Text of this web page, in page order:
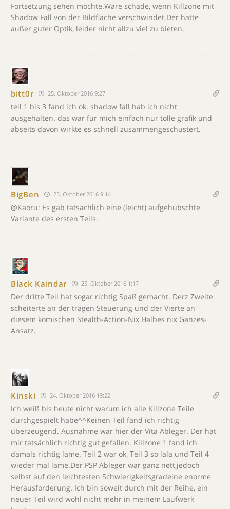
Fortsetzung sehen möchte.Wäre schade, wenn Killzone mit
Shadow Fall von der Bildfläche verschwindet.Der hatte
außer guter Optik, leider nicht allzu viel zu bieten.
bitt0r 25. Oktober 2016 9:27
teil 1 bis 3 fand ich ok. shadow fall hab ich nicht
ausgehalten. das war für mich einfach nur tolle grafik und
abseits davon wirkte es schnell zusammengeschustert.
BigBen 25. Oktober 2016 9:14
@Kaoru: Es gab tatsächlich eine (leicht) aufgehübschte
Variante des ersten Teils.
Black Kaindar 25. Oktober 2016 1:17
Der dritte Teil hat sogar richtig Spaß gemacht. Derz Zweite
scheiterte an der trägen Steuerung und der Vierte an
diesem komischen Stealth-Action-Nix Halbes nix Ganzes-
Ansatz.
Kinski 24. Oktober 2016 19:22
Ich weiß bis heute nicht warum ich alle Killzone Teile
durchgespielt habe^^Keinen Teil fand ich richtig
überzeugend. Ausnahme war hier der Vita Ableger. Der hat
mir tatsächlich richtig gut gefallen. Killzone 1 fand ich
damals richtig lame. Teil 2 war ok, Teil 3 so lala und Teil 4
wieder mal lame.Der PSP Ableger war ganz nett,jedoch
selbst auf den leichtesten Schwierigkeitsgradeine enorme
Herausforderung. Ich bin soweit durch mit der Reihe, ein
neuer Teil wird wohl nicht mehr in meinem Laufwerk